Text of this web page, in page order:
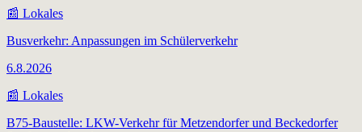
📰 Lokales
Busverkehr: Anpassungen im Schülerverkehr
6.8.2026
📰 Lokales
B75-Baustelle: LKW-Verkehr für Metzendorfer und Beckedorfer